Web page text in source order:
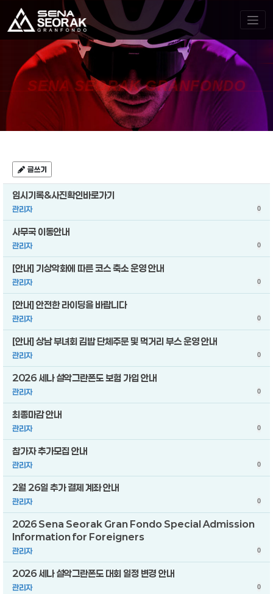
SENA SEORAK GRANFONDO
글쓰기
임시기록&사진확인바로가기
관리자 0
사무국 이동안내
관리자 0
[안내] 기상악화에 따른 코스 축소 운영 안내
관리자 0
[안내] 안전한 라이딩을 바랍니다
관리자 0
[안내] 상남 부녀회 김밥 단체주문 및 먹거리 부스 운영 안내
관리자 0
2026 세나 설악그란폰도 보험 가입 안내
관리자 0
최종마감 안내
관리자 0
참가자 추가모집 안내
관리자 0
2월 26일 추가 결제 계좌 안내
관리자 0
2026 Sena Seorak Gran Fondo Special Admission
Information for Foreigners
관리자 0
2026 세나 설악그란폰도 대회 일정 변경 안내
관리자 0